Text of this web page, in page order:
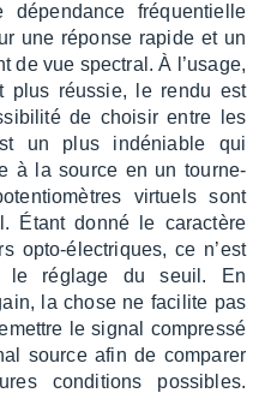
fréquen­tielle
une réponse rapide et un
de vue spec­tral. À l’usage,
plus réus­sie, le rendu est
de choi­sir entre les
un plus indé­niable qui
à la source en un tour­ne­
virtuels sont
Étant donné le carac­tère
opto-élec­triques, ce n’est
le réglage du seuil. En
la chose ne faci­lite pas
le signal compressé
source afin de compa­rer
condi­tions possibles.